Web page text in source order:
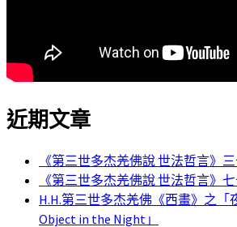
近期文章
《第三世多杰羌佛說 世法哲言》
《第三世多杰羌佛說 世法哲言》
H.H.第三世多杰羌佛《西畫》之「
Object in the Night」